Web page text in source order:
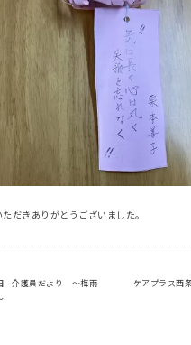
だきありがとうございました。
介護員だより ～梅雨
ケアプラス